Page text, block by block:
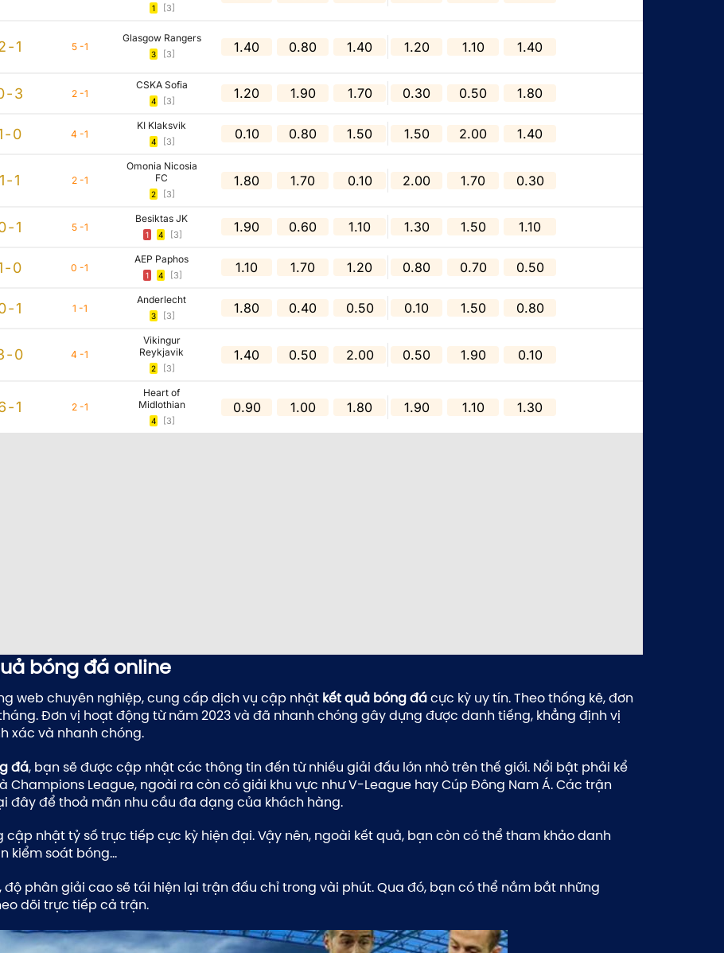
1 [3]
1 5 -1
Glasgow Rangers
3 [3] 1.40 0.80 1.40 1.20 1.10 1.40
3 2 -1
CSKA Sofia
4 [3] 1.20 1.90 1.70 0.30 0.50 1.80
0 4 -1
KI Klaksvik
4 [3] 0.10 0.80 1.50 1.50 2.00 1.40
1-1 2 -1
Omonia Nicosia
FC
2 [3]
1.80 1.70 0.10 2.00 1.70 0.30
1 5 -1
Besiktas JK
1 4 [3] 1.90 0.60 1.10 1.30 1.50 1.10
0 0 -1
AEP Paphos
1 4 [3] 1.10 1.70 1.20 0.80 0.70 0.50
1 1 -1
Anderlecht
3 [3] 1.80 0.40 0.50 0.10 1.50 0.80
0 4 -1
Vikingur
Reykjavik
2 [3]
1.40 0.50 2.00 0.50 1.90 0.10
1 2 -1
Heart of
Midlothian
4 [3]
0.90 1.00 1.80 1.90 1.10 1.30
bóng đá online
web chuyên nghiệp, cung cấp dịch vụ cập nhật kết quả bóng đácực kỳ uy tín. Theo thống kê, đơn
Đơn vị hoạt động từ năm 2023 và đã nhanh chóng gây dựng được danh tiếng, khẳng định vị
xác và nhanh chóng.
đá, bạn sẽ được cập nhật các thông tin đến từ nhiều giải đấu lớn nhỏ trên thế giới. Nổi bật phải kể
Champions League, ngoài ra còn có giải khu vực như V-League hay Cúp Đông Nam Á. Các trận
đây để thoả mãn nhu cầu đa dạng của khách hàng.
nhật tỷ số trực tiếp cực kỳ hiện đại. Vậy nên, ngoài kết quả, bạn còn có thể tham khảo danh
kiểm soát bóng…
phân giải cao sẽ tái hiện lại trận đấu chỉ trong vài phút. Qua đó, bạn có thể nắm bắt những
dõi trực tiếp cả trận.